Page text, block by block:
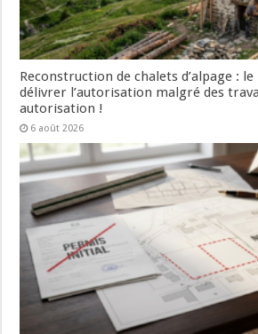
Reconstruction de chalets d’alpage :
délivrer l’autorisation malgré des
autorisation !
6 août 2026